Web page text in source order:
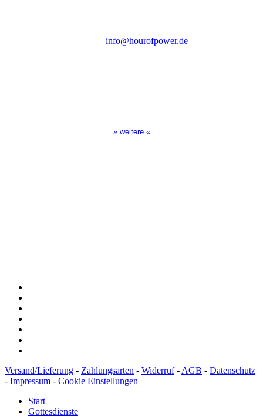
info@hourofpower.de
» weitere «
Versand/Lieferung - Zahlungsarten - Widerruf- AGB - Datenschutz
- Impressum - Cookie Einstellungen
Start
Gottesdienste